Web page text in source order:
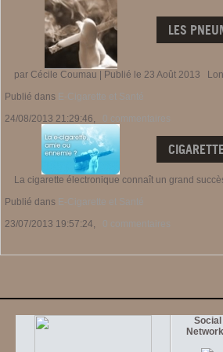
LES
par Cécile Coumau | Publié le 23 Août 2013
Publié dans E-Cigarette et Santé
24/08/2013 21:29:46,
0 commentaires
La cigarette électronique connaît un grand
Publié dans E-Cigarette et Santé
23/07/2013 19:57:24,
0 commentaires
Social